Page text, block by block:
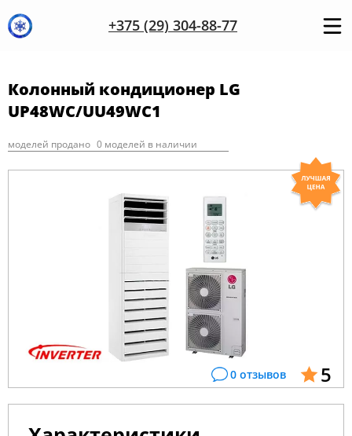
+375 (29) 304-88-77
Колонный кондиционер LG
UP48WC/UU49WC1
моделей продано 0 моделей в наличии
0 отзывов 5